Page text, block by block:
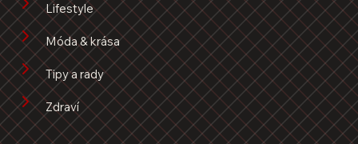
Lifestyle
Móda & krása
Tipy a rady
Zdraví